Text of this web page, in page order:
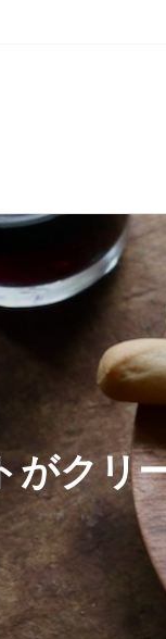
がクリ